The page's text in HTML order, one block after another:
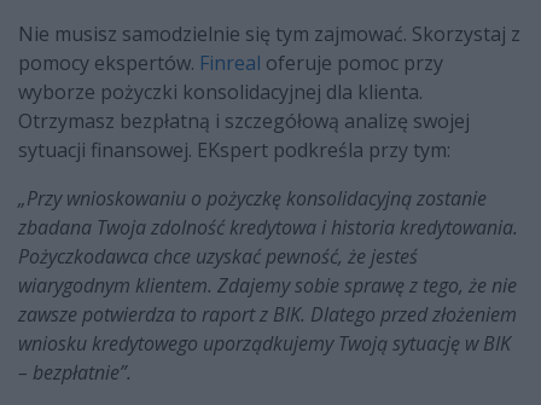
Nie musisz samodzielnie się tym zajmować. Skorzystaj z
pomocy ekspertów. Finreal oferuje pomoc przy
wyborze pożyczki konsolidacyjnej dla klienta.
Otrzymasz bezpłatną i szczegółową analizę swojej
sytuacji finansowej. EKspert podkreśla przy tym:
„Przy wnioskowaniu o pożyczkę konsolidacyjną zostanie
zbadana Twoja zdolność kredytowa i historia kredytowania.
Pożyczkodawca chce uzyskać pewność, że jesteś
wiarygodnym klientem. Zdajemy sobie sprawę z tego, że nie
zawsze potwierdza to raport z BIK. Dlatego przed złożeniem
wniosku kredytowego uporządkujemy Twoją sytuację w BIK
– bezpłatnie”.